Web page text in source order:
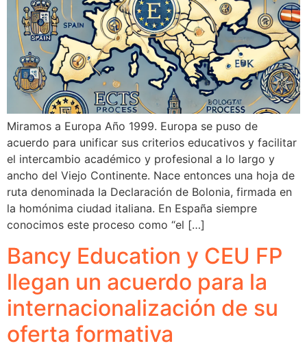
Miramos a Europa Año 1999. Europa se puso de
acuerdo para unificar sus criterios educativos y facilitar
el intercambio académico y profesional a lo largo y
ancho del Viejo Continente. Nace entonces una hoja de
ruta denominada la Declaración de Bolonia, firmada en
la homónima ciudad italiana. En España siempre
conocimos este proceso como “el […]
Bancy Education y CEU FP
llegan un acuerdo para la
internacionalización de su
oferta formativa